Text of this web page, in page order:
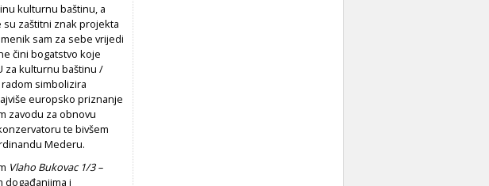
kulturnu baštinu, a
zaštitni znak projekta
sam za sebe vrijedi
čini bogatstvo koje
za kulturnu baštinu /
simbolizira
europsko priznanje
zavodu za obnovu
te bivšem
Mederu.
Vlaho Bukovac 1/3 –
događanjima i